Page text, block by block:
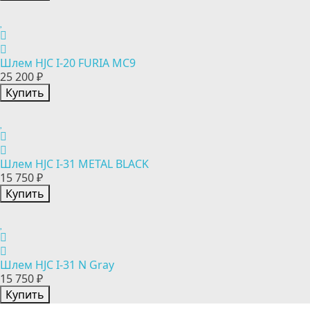
Шлем HJC I-20 FURIA MC9
25 200 ₽
Купить
Шлем HJC I-31 METAL BLACK
15 750 ₽
Купить
Шлем HJC I-31 N Gray
15 750 ₽
Купить